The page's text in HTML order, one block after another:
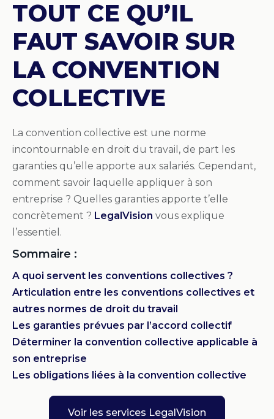
TOUT CE QU’IL
FAUT SAVOIR SUR
LA CONVENTION
COLLECTIVE
La convention collective est une norme
incontournable en droit du travail, de part les
garanties qu’elle apporte aux salariés. Cependant,
comment savoir laquelle appliquer à son
entreprise ? Quelles garanties apporte t’elle
concrètement ? LegalVision vous explique
l’essentiel.
Sommaire :
A quoi servent les conventions collectives ?
Articulation entre les conventions collectives et
autres normes de droit du travail
Les garanties prévues par l’accord collectif
Déterminer la convention collective applicable à
son entreprise
Les obligations liées à la convention collective
Voir les services LegalVision